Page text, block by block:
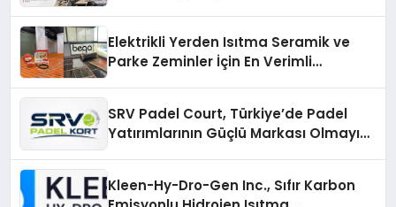
Elektrikli Yerden Isıtma Seramik ve
Parke Zeminler İçin En Verimli
SRV Padel Court, Türkiye’de Padel
Yatırımlarının Güçlü Markası Olmayı
Kleen-Hy-Dro-Gen Inc., Sıfır Karbon